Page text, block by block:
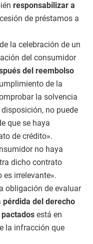
responsabilizar a
de préstamos a
la celebración de un
del consumidor
del reembolso
de la
la solvencia
no puede
que se haya
de crédito».
no haya
dicho contrato
es irrelevante».
obligación de evaluar
pérdida del derecho
está en
la infracción que